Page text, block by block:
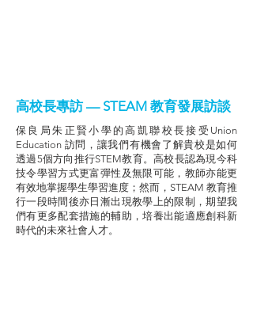
高校長專訪 — STEAM 教育發展訪談
保良局朱正賢小學的高凱聯校長接受Union
Education 訪問，讓我們有機會了解貴校是如何
透過5個方向推行STEM教育。高校長認為現今科
技令學習方式更富彈性及無限可能，教師亦能更
有效地掌握學生學習進度；然而，STEAM 教育推
行一段時間後亦日漸出現教學上的限制，期望我
們有更多配套措施的輔助，培養出能適應創科新
時代的未來社會人才。